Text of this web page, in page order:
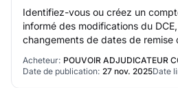
Identifiez-vous ou créez un
informé des modifications du
changements de dates de remise
Acheteur: POUVOIR ADJUDICATEUR
Date de publication: 27 nov. 2025Date